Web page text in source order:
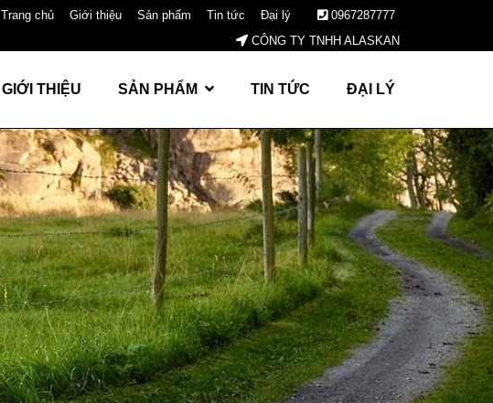
Trang chủ Giới thiệu Sản phẩm Tin tức Đại lý
0967287777
CÔNG TY TNHH ALASKAN
GIỚI THIỆU SẢN PHẨM TIN TỨC ĐẠI LÝ